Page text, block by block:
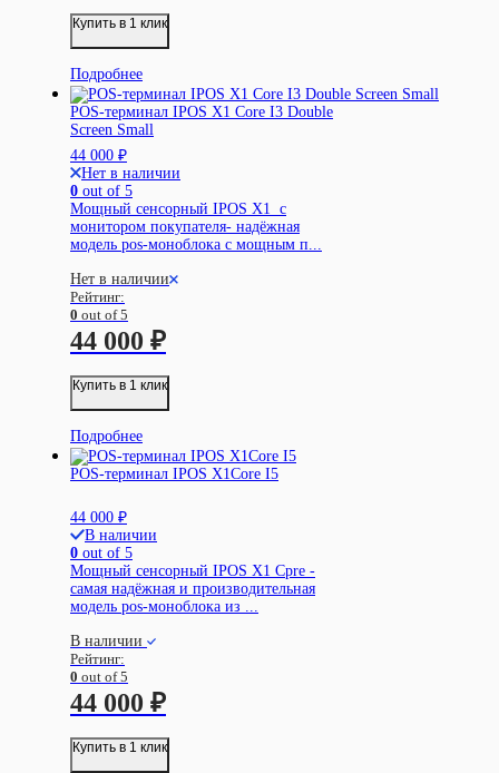
Купить в 1 клик
Подробнее
POS-терминал IPOS X1 Core I3 Double
Screen Small
44 000 ₽
Нет в наличии
0 out of 5
Мощный сенсорный IPOS X1 c
монитором покупателя- надёжная
модель pos-моноблока с мощным п...
Нет в наличии
Рейтинг:
0 out of 5
44 000 ₽
Купить в 1 клик
Подробнее
POS-терминал IPOS X1Core I5
44 000 ₽
В наличии
0 out of 5
Мощный сенсорный IPOS X1 Cpre -
самая надёжная и производительная
модель pos-моноблока из ...
В наличии
Рейтинг:
0 out of 5
44 000 ₽
Купить в 1 клик